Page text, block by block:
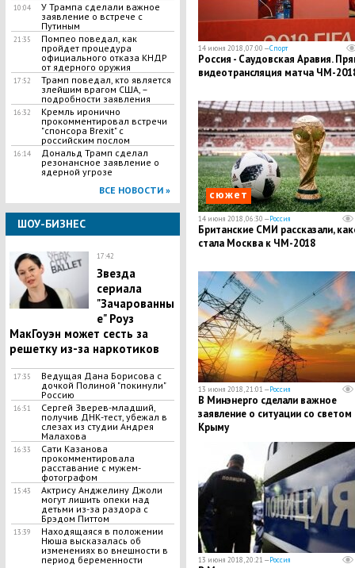
10:04
У Трампа сделали важное
заявление о встрече с
Путиным
21:35
​Помпео поведал, как
пройдет процедура
официального отказа КНДР
от ядерного оружия
17:52
​Трамп поведал, кто является
злейшим врагом США, –
подробности заявления
16:32
Кремль иронично
прокомментировал встречи
"спонсора Brexit" с
российским послом
16:14
Дональд Трамп сделал
резонансное заявление о
ядерной угрозе
ВСЕ НОВОСТИ »
ШОУ-БИЗНЕС
17:42
Звезда
сериала
"Зачарованны
е" Роуз
МакГоуэн может сесть за
решетку из-за наркотиков
17:35
Ведущая Дана Борисова с
дочкой Полиной "покинули"
Россию
16:51
Сергей Зверев-младший,
получив ДНК-тест, убежал в
слезах из студии Андрея
Малахова
16:33
Сати Казанова
прокомментировала
расставание с мужем-
фотографом
15:43
Актрису Анджелину Джоли
могут лишить опеки над
детьми из-за раздора с
Брэдом Питтом
13:39
Находящаяся в положении
Нюша высказалась об
изменениях во внешности в
период беременности
14 июня 2018, 07:00 —Спорт
Россия - Саудовская Аравия.
видеотрансляция матча ЧМ-
сюжет
14 июня 2018, 06:30 —Россия
Британские СМИ рассказали,
стала Москва к ЧМ-2018
13 июня 2018, 21:01 —Россия
В Минэнерго сделали важное
заявление о ситуации со светом
Крыму
13 июня 2018, 20:21 —Россия